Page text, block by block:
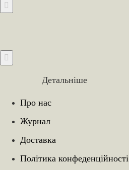
Детальніше
Про нас
Журнал
Доставка
Політика конфеденційності